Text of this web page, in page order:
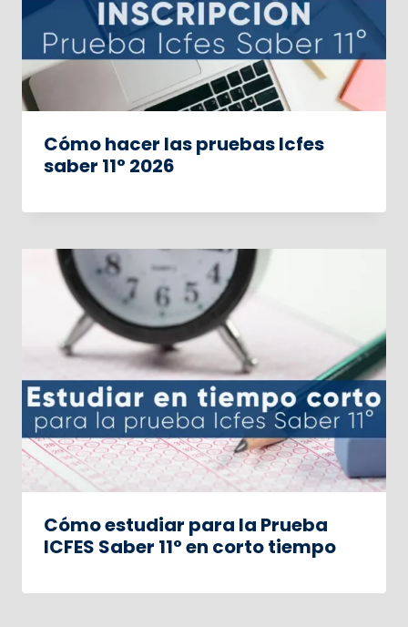
Cómo hacer las pruebas Icfes
saber 11° 2026
Cómo estudiar para la Prueba
ICFES Saber 11° en corto tiempo